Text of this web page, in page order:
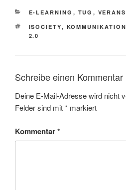
KATEGORIEN
E-LEARNING , TUG ,
SCHLAGWÖRTER
ISOCIETY, KOMMUNIKATION
2.0
Schreibe einen Kommentar
Deine E-Mail-Adresse wird nicht
Felder sind mit* markiert
Kommentar*